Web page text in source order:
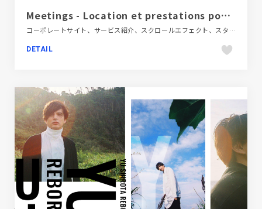
Meetings - Location et prestations pour l'événement
コーポレートサイト、サービス紹介、スクロールエフェクト、スタイリッシュ、タイポグラフィー、ダイナミック、ブラック系 、モーション多め、大きめ写真、海外サイト
DETAIL